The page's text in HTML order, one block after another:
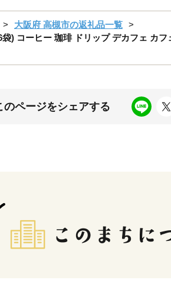
大阪府 高槻市の返礼品一覧
) コーヒー 珈琲 ドリップ デカフェ カ
のページをシェアする